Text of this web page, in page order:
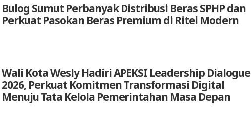
Bulog Sumut Perbanyak Distribusi Beras SPHP dan
Perkuat Pasokan Beras Premium di Ritel Modern
Wali Kota Wesly Hadiri APEKSI Leadership Dialogue
2026, Perkuat Komitmen Transformasi Digital
Menuju Tata Kelola Pemerintahan Masa Depan